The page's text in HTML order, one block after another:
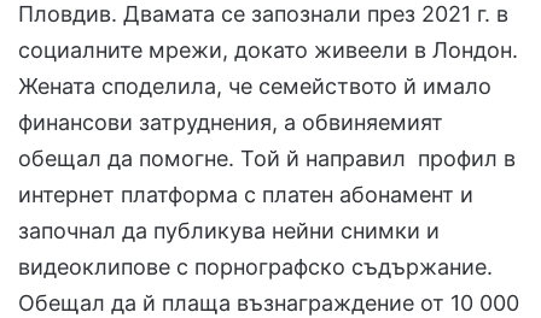
Пловдив. Двамата се запознали през 2021 г. в
социалните мрежи, докато живеели в Лондон.
Жената споделила, че семейството й имало
финансови затруднения, а обвиняемият
обещал да помогне. Той й направил профил в
интернет платформа с платен абонамент и
започнал да публикува нейни снимки и
видеоклипове с порнографско съдържание.
Обещал да й плаща възнаграждение от 10 000